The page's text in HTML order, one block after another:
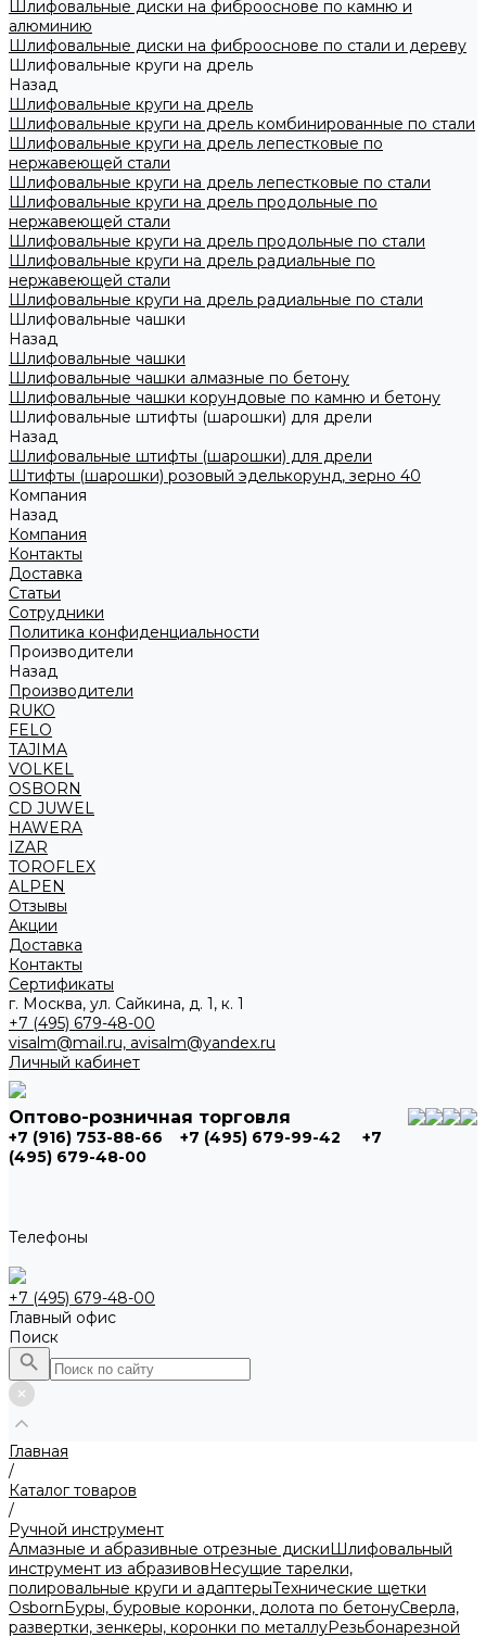
Шлифовальные диски на фиброоснове по камню и
алюминию
Шлифовальные диски на фиброоснове по стали и дереву
Шлифовальные круги на дрель
Назад
Шлифовальные круги на дрель
Шлифовальные круги на дрель комбинированные по стали
Шлифовальные круги на дрель лепестковые по
нержавеющей стали
Шлифовальные круги на дрель лепестковые по стали
Шлифовальные круги на дрель продольные по
нержавеющей стали
Шлифовальные круги на дрель продольные по стали
Шлифовальные круги на дрель радиальные по
нержавеющей стали
Шлифовальные круги на дрель радиальные по стали
Шлифовальные чашки
Назад
Шлифовальные чашки
Шлифовальные чашки алмазные по бетону
Шлифовальные чашки корундовые по камню и бетону
Шлифовальные штифты (шарошки) для дрели
Назад
Шлифовальные штифты (шарошки) для дрели
Штифты (шарошки) розовый эделькорунд, зерно 40
Компания
Назад
Компания
Контакты
Доставка
Статьи
Сотрудники
Политика конфиденциальности
Производители
Назад
Производители
RUKO
FELO
TAJIMA
VOLKEL
OSBORN
CD JUWEL
HAWERA
IZAR
TOROFLEX
ALPEN
Отзывы
Акции
Доставка
Контакты
Сертификаты
г. Москва, ул. Сайкина, д. 1, к. 1
+7 (495) 679-48-00
visalm@mail.ru, avisalm@yandex.ru
Личный кабинет
Оптово-розничная торговля
+7 (916) 753-88-66 +7 (495) 679-99-42
+7
(495) 679-48-00
Телефоны
+7 (495) 679-48-00
Главный офис
Поиск
Главная
/
Каталог товаров
/
Ручной инструмент
Алмазные и абразивные отрезные дискиШлифовальный
инструмент из абразивовНесущие тарелки,
полировальные круги и адаптерыТехнические щетки
OsbornБуры, буровые коронки, долота по бетонуСверла,
развертки, зенкеры, коронки по металлуРезьбонарезной